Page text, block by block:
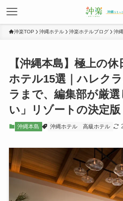
沖楽TOP 沖縄ホテル 沖楽ホテルブログ 沖
【沖縄本島】極上の
ホテル15選｜ハレク
ラまで、編集部が厳
い」リゾートの決定版
沖縄本島 沖縄ホテル 高級ホテル